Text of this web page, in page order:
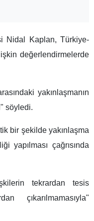
Nidal Kaplan, Türkiye-
değerlendirmelerde
yakınlaşmanın
söyledi.
bir şekilde yakınlaşma
yapılması çağrısında
tekrardan tesis
çıkarılmamasıyla"